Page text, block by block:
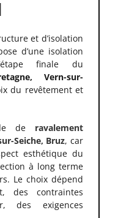
et d’isolation
d’une isolation
finale du
Vern-sur-
du revêtement et
de ravalement
Seiche, Bruz, car
esthétique du
à long terme
Le choix dépend
des contraintes
des exigences